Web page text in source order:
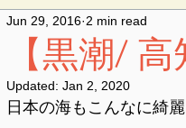
【黒潮/
Jun 29, 2016 2 min read
Updated: Jan 2, 2020
日本の海もこんなに綺麗